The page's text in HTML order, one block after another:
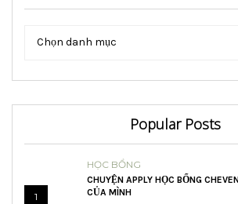
Danh
Chọn danh mục
Danh
Popular Posts
1
HỌC BỔNG
CHUYỆN APPLY HỌC BỔNG
CỦA MÌNH